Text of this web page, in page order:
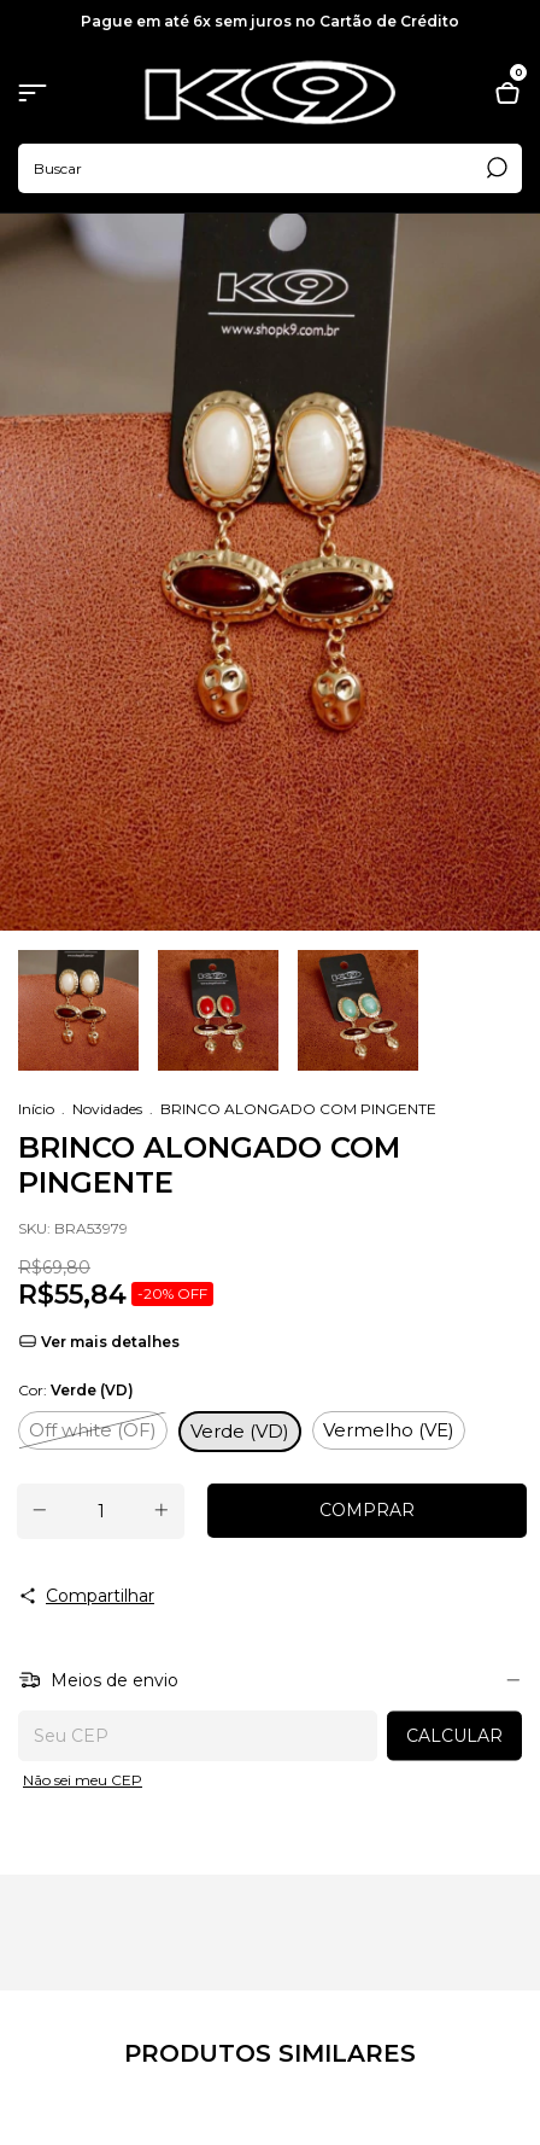
Pague em até 6x sem juros no Cartão de Crédito
0
Início Novidades BRINCO ALONGADO COM PINGENTE
BRINCO ALONGADO COM
PINGENTE
SKU: BRA53979
R$69,80
R$55,84 -20% OFF
Ver mais detalhes
Cor: Verde (VD)
Off white (OF) Verde (VD) Vermelho (VE)
Compartilhar
Meios de envio
CALCULAR
Não sei meu CEP
PRODUTOS SIMILARES